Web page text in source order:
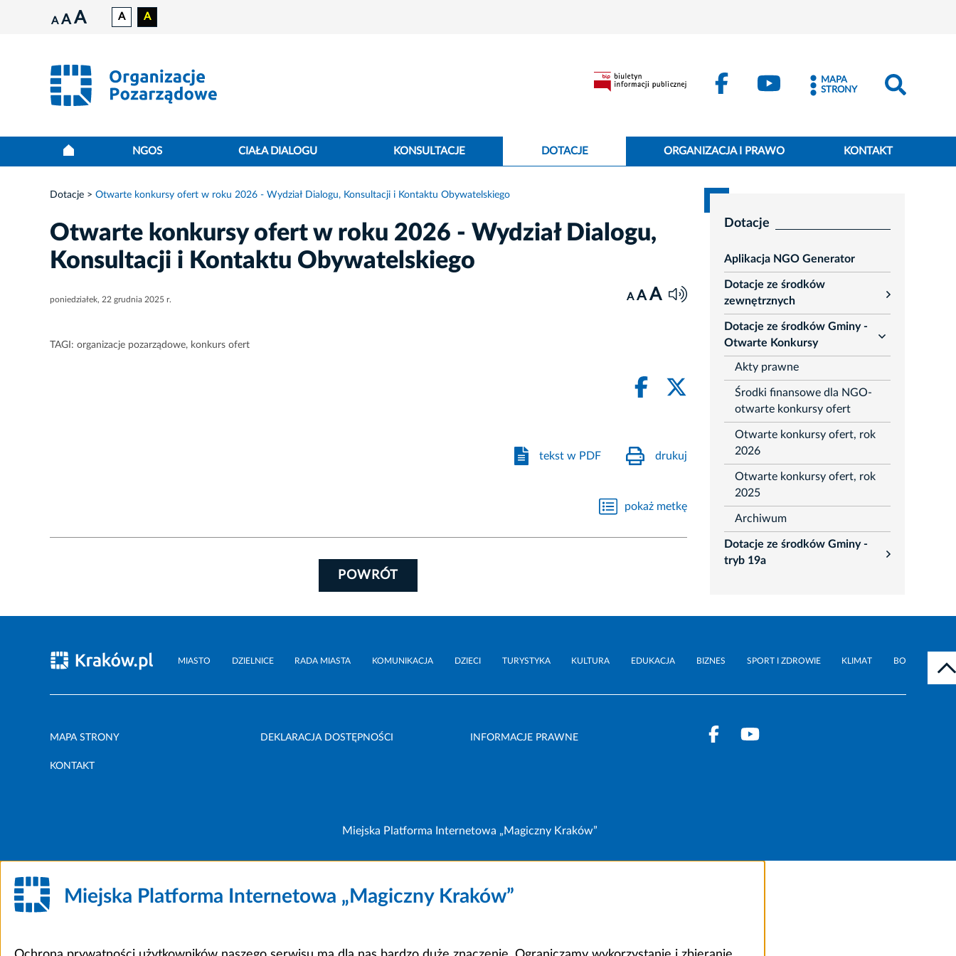
A A A A A
MAPA
STRONY
NGOS CIAŁA DIALOGU KONSULTACJE DOTACJE ORGANIZACJA I PRAWO KONTAKT
Dotacje Otwarte konkursy ofert w roku 2026 - Wydział Dialogu, Konsultacji i Kontaktu Obywatelskiego
Otwarte konkursy ofert w roku 2026 - Wydział Dialogu,
Konsultacji i Kontaktu Obywatelskiego
poniedziałek, 22 grudnia 2025 r. A A A
TAGI: organizacje pozarządowe, konkurs ofert
tekst w PDF drukuj
pokaż metkę
POWRÓT
Dotacje
Aplikacja NGO Generator
Dotacje ze środków
zewnętrznych
rozwiń
Dotacje ze środków Gminy -
Otwarte Konkursy
rozwiń
Akty prawne
Środki finansowe dla NGO-
otwarte konkursy ofert
Otwarte konkursy ofert, rok
2026
Otwarte konkursy ofert, rok
2025
Archiwum
Dotacje ze środków Gminy -
tryb 19a
rozwiń
MIASTO DZIELNICE RADA MIASTA KOMUNIKACJA DZIECI TURYSTYKA KULTURA EDUKACJA BIZNES SPORT I ZDROWIE KLIMAT BO
MAPA STRONY DEKLARACJA DOSTĘPNOŚCI INFORMACJE PRAWNE
KONTAKT
Miejska Platforma Internetowa „Magiczny Kraków”
Miejska Platforma Internetowa „Magiczny Kraków”